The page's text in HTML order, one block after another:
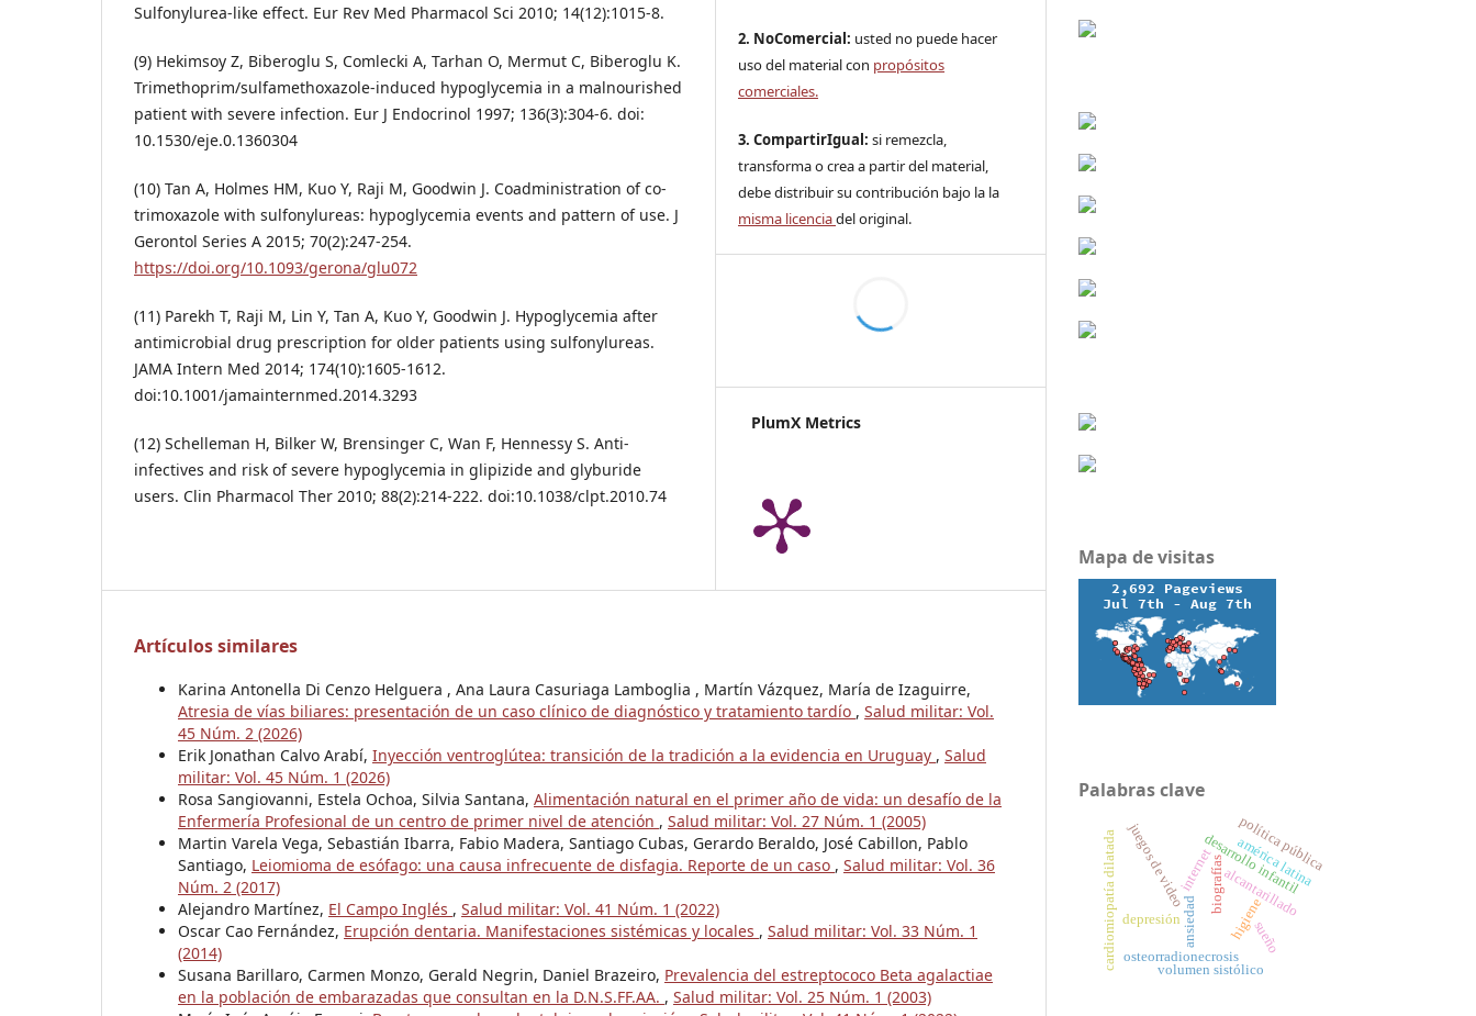
Sulfonylurea-like effect. Eur Rev Med Pharmacol Sci 2010; 14(12):1015-8.
(9) Hekimsoy Z, Biberoglu S, Comlecki A, Tarhan O, Mermut C, Biberoglu K.
Trimethoprim/sulfamethoxazole-induced hypoglycemia in a malnourished
patient with severe infection. Eur J Endocrinol 1997; 136(3):304-6. doi:
10.1530/eje.0.1360304
(10) Tan A, Holmes HM, Kuo Y, Raji M, Goodwin J. Coadministration of co-
trimoxazole with sulfonylureas: hypoglycemia events and pattern of use. J
Gerontol Series A 2015; 70(2):247-254.
https://doi.org/10.1093/gerona/glu072
(11) Parekh T, Raji M, Lin Y, Tan A, Kuo Y, Goodwin J. Hypoglycemia after
antimicrobial drug prescription for older patients using sulfonylureas.
JAMA Intern Med 2014; 174(10):1605-1612.
doi:10.1001/jamainternmed.2014.3293
(12) Schelleman H, Bilker W, Brensinger C, Wan F, Hennessy S. Anti-
infectives and risk of severe hypoglycemia in glipizide and glyburide
users. Clin Pharmacol Ther 2010; 88(2):214-222. doi:10.1038/clpt.2010.74
2. NoComercial: usted no puede hacer
uso del material con propósitos
comerciales.
3. CompartirIgual:si remezcla,
transforma o crea a partir del material,
debe distribuir su contribución bajo la la
misma licenciadel original.
PlumX Metrics
Artículos similares
Karina Antonella Di Cenzo Helguera , Ana Laura Casuriaga Lamboglia , Martín Vázquez, María de Izaguirre,
Atresia de vías biliares: presentación de un caso clínico de diagnóstico y tratamiento tardío , Salud militar: Vol.
45 Núm. 2 (2026)
Erik Jonathan Calvo Arabí, Inyección ventroglútea: transición de la tradición a la evidencia en Uruguay , Salud
militar: Vol. 45 Núm. 1 (2026)
Rosa Sangiovanni, Estela Ochoa, Silvia Santana, Alimentación natural en el primer año de vida: un desafío de la
Enfermería Profesional de un centro de primer nivel de atención , Salud militar: Vol. 27 Núm. 1 (2005)
Martin Varela Vega, Sebastián Ibarra, Fabio Madera, Santiago Cubas, Gerardo Beraldo, José Cabillon, Pablo
Santiago, Leiomioma de esófago: una causa infrecuente de disfagia. Reporte de un caso , Salud militar: Vol. 36
Núm. 2 (2017)
Alejandro Martínez, El Campo Inglés , Salud militar: Vol. 41 Núm. 1 (2022)
Oscar Cao Fernández, Erupción dentaria. Manifestaciones sistémicas y locales , Salud militar: Vol. 33 Núm. 1
(2014)
Susana Barillaro, Carmen Monzo, Gerald Negrin, Daniel Brazeiro, Prevalencia del estreptococo Beta agalactiae
en la población de embarazadas que consultan en la D.N.S.FF.AA. , Salud militar: Vol. 25 Núm. 1 (2003)
Mapa de visitas
Palabras clave
biografías
sueño
ansiedad
depresión
desarrollo infantil
internet
juegos de video
osteorradionecrosis
alcantarillado
higiene
américa latina
política pública
cardiomiopatía dilatada volumen sistólico